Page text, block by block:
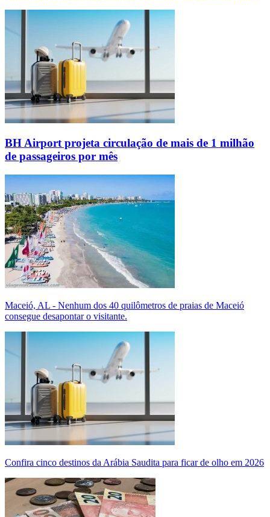
BH Airport projeta circulação de mais de 1 milhão
de passageiros por mês
Maceió, AL - Nenhum dos 40 quilômetros de praias de Maceió
consegue desapontar o visitante.
Confira cinco destinos da Arábia Saudita para ficar de olho em 2026